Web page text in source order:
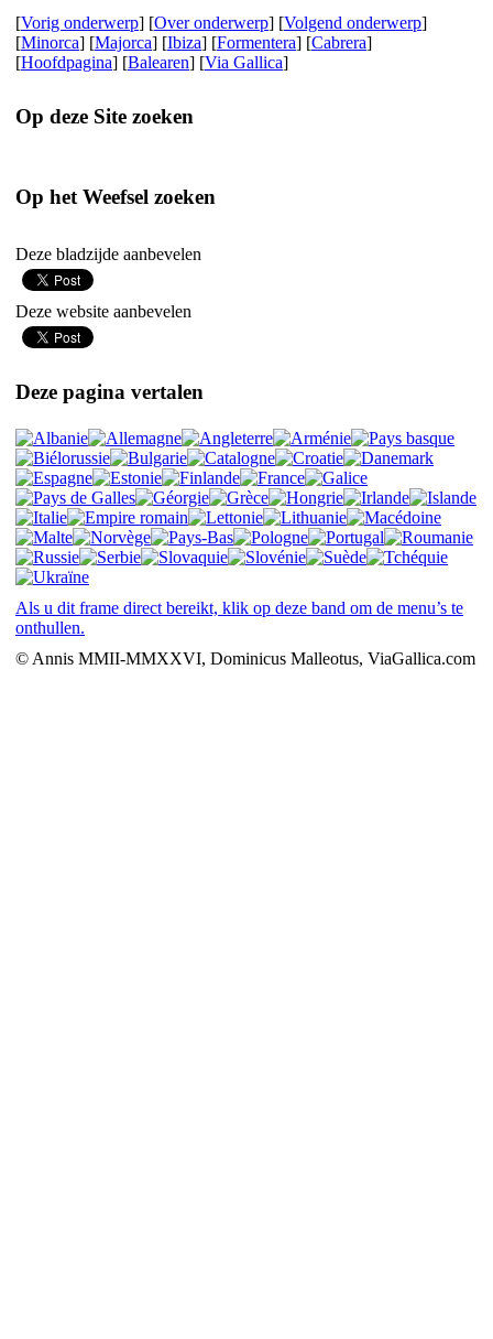
[Vorig onderwerp] [Over onderwerp] [Volgend onderwerp]
[Minorca] [Majorca] [Ibiza] [Formentera] [Cabrera]
[Hoofdpagina] [Balearen] [Via Gallica]
Op deze Site zoeken
Op het Weefsel zoeken
Deze bladzijde aanbevelen
Deze website aanbevelen
Deze pagina vertalen
Als u dit frame direct bereikt, klik op deze band om de menu’s te
onthullen.
© Annis MMII-MMXXVI, Dominicus Malleotus, ViaGallica.com